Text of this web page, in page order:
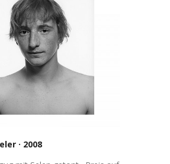
· 2008